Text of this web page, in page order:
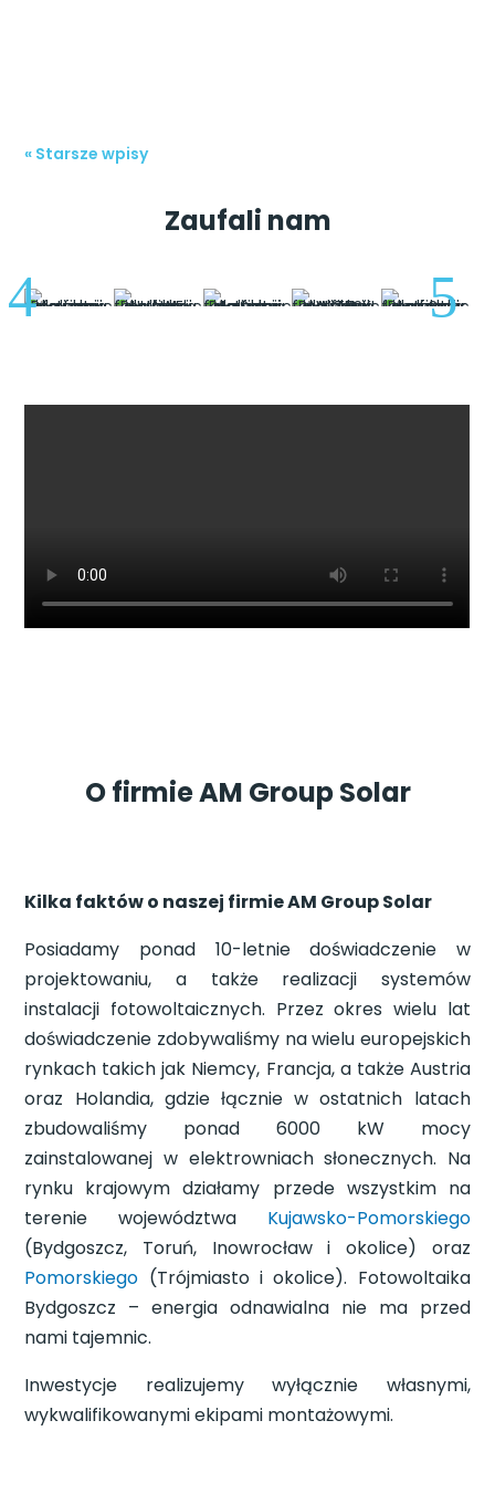
« Starsze wpisy
Zaufali nam
O firmie AM Group Solar
Kilka faktów o naszej firmie AM Group Solar
Posiadamy ponad 10-letnie doświadczenie w
projektowaniu, a także realizacji systemów
instalacji fotowoltaicznych. Przez okres wielu lat
doświadczenie zdobywaliśmy na wielu europejskich
rynkach takich jak Niemcy, Francja, a także Austria
oraz Holandia, gdzie łącznie w ostatnich latach
zbudowaliśmy ponad 6000 kW mocy
zainstalowanej w elektrowniach słonecznych. Na
rynku krajowym działamy przede wszystkim na
terenie województwa Kujawsko-Pomorskiego
(Bydgoszcz, Toruń, Inowrocław i okolice) oraz
Pomorskiego (Trójmiasto i okolice). Fotowoltaika
Bydgoszcz – energia odnawialna nie ma przed
nami tajemnic.
Inwestycje realizujemy wyłącznie własnymi,
wykwalifikowanymi ekipami montażowymi.